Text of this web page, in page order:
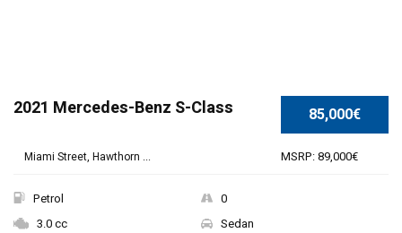
SPECIAL 85,000€
MSRP: 89,000€
2021 Mercedes-Benz S-Class
Miami Street, Hawthorn ...
Petrol
0
3.0 cc
Sedan